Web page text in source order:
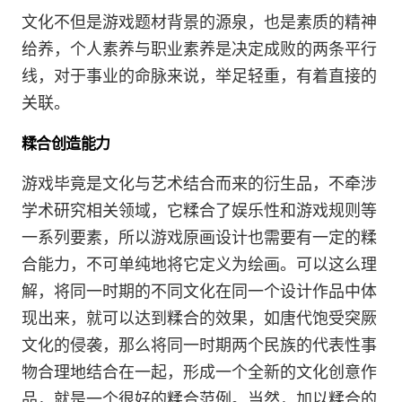
文化不但是游戏题材背景的源泉，也是素质的精神
给养，个人素养与职业素养是决定成败的两条平行
线，对于事业的命脉来说，举足轻重，有着直接的
关联。
糅合创造能力
游戏毕竟是文化与艺术结合而来的衍生品，不牵涉
学术研究相关领域，它糅合了娱乐性和游戏规则等
一系列要素，所以游戏原画设计也需要有一定的糅
合能力，不可单纯地将它定义为绘画。可以这么理
解，将同一时期的不同文化在同一个设计作品中体
现出来，就可以达到糅合的效果，如唐代饱受突厥
文化的侵袭，那么将同一时期两个民族的代表性事
物合理地结合在一起，形成一个全新的文化创意作